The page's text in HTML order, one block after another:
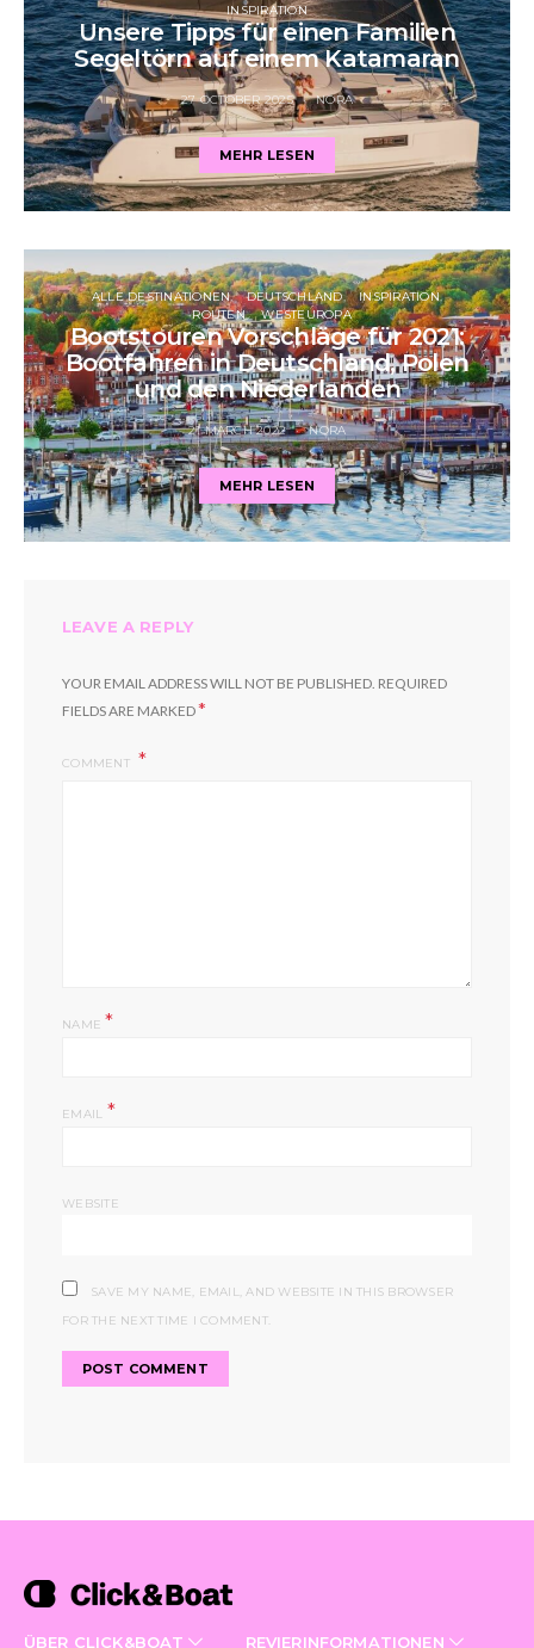
INSPIRATION
Unsere Tipps für einen Familien
Segeltörn auf einem Katamaran
27 OCTOBER 2025 NORA
MEHR LESEN
ALLE DESTINATIONEN DEUTSCHLAND
INSPIRATION
ROUTEN
WESTEUROPA
Bootstouren Vorschläge für 2021:
Bootfahren in Deutschland, Polen
und den Niederlanden
21 MARCH 2022 NORA
MEHR LESEN
LEAVE A REPLY
YOUR EMAIL ADDRESS WILL NOT BE PUBLISHED. REQUIRED
FIELDS ARE MARKED*
COMMENT
NAME*
EMAIL *
WEBSITE
SAVE MY NAME, EMAIL, AND WEBSITE IN THIS BROWSER
FOR THE NEXT TIME I COMMENT.
ÜBER CLICK&BOAT REVIERINFORMATIONEN